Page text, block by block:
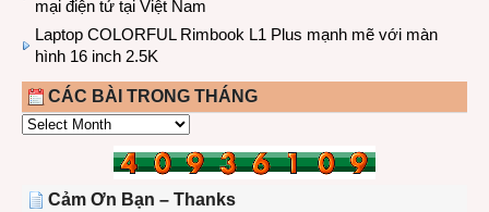
mại điện tử tại Việt Nam
Laptop COLORFUL Rimbook L1 Plus mạnh mẽ với màn
hình 16 inch 2.5K
CÁC BÀI TRONG THÁNG
CÁC
THÁNG
Cảm Ơn Bạn – Thanks